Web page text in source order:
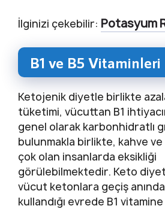
İlginizi çekebilir: Potasyum
B1 ve B5 Vitaminleri
Ketojenik diyetle birlikte
tüketimi, vücuttan B1
genel olarak karbonhidratlı
bulunmakla birlikte, kahve
çok olan insanlarda eksikliği
görülebilmektedir. Keto
vücut ketonlara geçiş
kullandığı evrede B1